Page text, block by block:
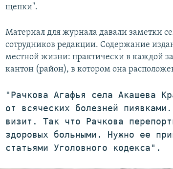
щепки".
Материал для журнала давали заметки
сотрудников редакции. Содержание
местной жизни: практически в каждой
кантон (район), в котором она
"Рачкова Агафья села Акашева
от всяческих болезней
визит. Так что Рачкова
здоровых больными. Нужно ее
статьями Уголовного кодекса".